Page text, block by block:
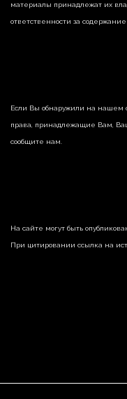
материалы принадлежат их
ответственности за
Если Вы обнаружили на нашем
права, принадлежащие Вам,
сообщите нам.
На сайте могут быть
При цитировании ссылка на